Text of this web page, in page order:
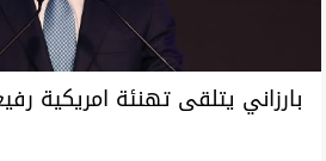
بارزاني يتلقى تهنئة امريكية